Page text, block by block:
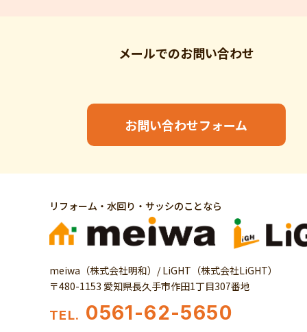
メールでのお問い合わせ
お問い合わせフォーム
リフォーム・水回り・サッシのことなら
meiwa（株式会社明和）/ LiGHT（株式会社LiGHT）
〒480-1153 愛知県長久手市作田1丁目307番地
TEL. 0561-62-5650